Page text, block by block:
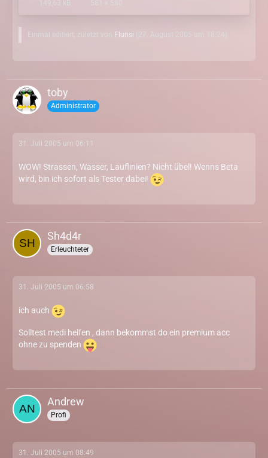
Einmal editiert, zuletzt von Flunsi
toby
Administrator
31. Juli 2005 um 06:11
WOW! Strassen, Wasser, Lauflinien? Nicht übel! Wenns Beta
wird, bin ich sofort als Tester dabei!
Sh4d4r
Erleuchteter
31. Juli 2005 um 06:58
ich auch
Solltest medi helfen , dann bekommst do ein premium acc
ohne zu spenden
Andrew
Profi
31. Juli 2005 um 08:49